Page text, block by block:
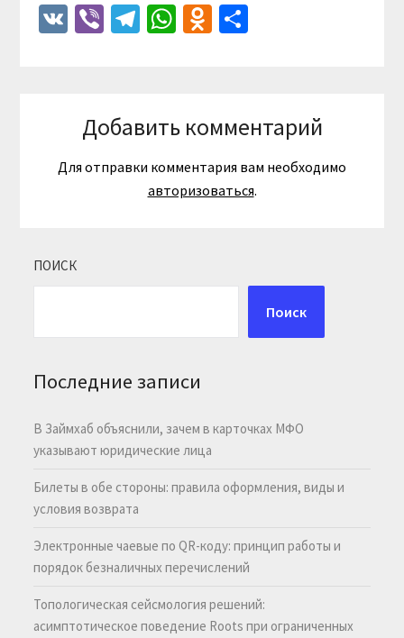
VKViberTelegram
WhatsApp
Odnoklassniki
Отправить
Добавить комментарий
Для отправки комментария вам необходимо
авторизоваться.
ПОИСК
Поиск
Последние записи
В Займхаб объяснили, зачем в карточках МФО
указывают юридические лица
Билеты в обе стороны: правила оформления, виды и
условия возврата
Электронные чаевые по QR-коду: принцип работы и
порядок безналичных перечислений
Топологическая сейсмология решений:
асимптотическое поведение Roots при ограниченных